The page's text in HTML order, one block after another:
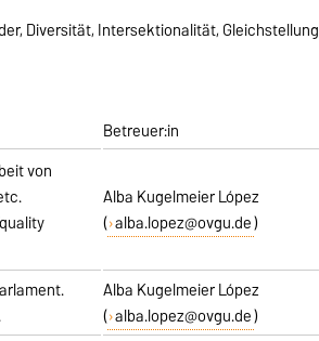
Diversität, Intersektionalität, Gleichstellung
Betreuer:in
von
Alba Kugelmeier López
( alba.lopez@ovgu.de)
Alba Kugelmeier López
( alba.lopez@ovgu.de)